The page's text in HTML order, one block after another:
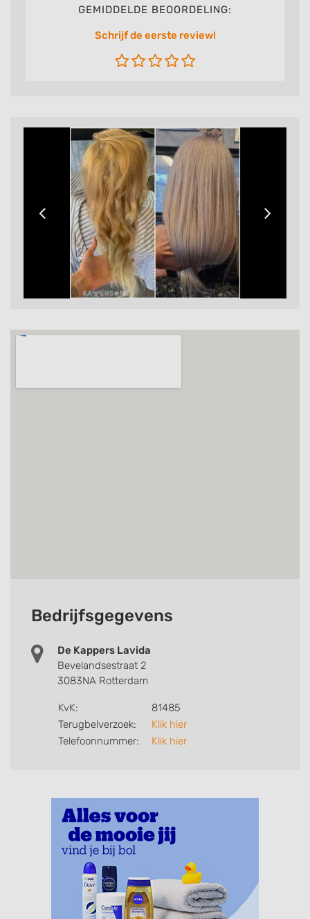
GEMIDDELDE BEOORDELING:
Schrijf de eerste review!
Bedrijfsgegevens
De Kappers Lavida
Bevelandsestraat 2
3083NA Rotterdam
KvK:
81485
Terugbelverzoek:
Klik hier
Telefoonnummer:
Klik hier